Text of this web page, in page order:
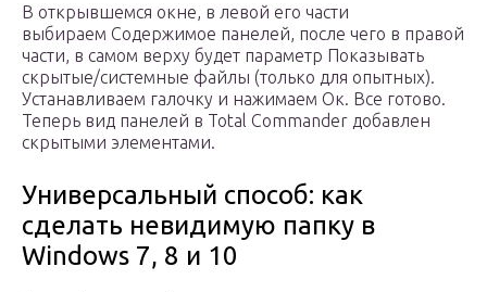
В открывшемся окне, в левой его части
выбираем Содержимое панелей, после чего в правой
части, в самом верху будет параметр Показывать
скрытые/системные файлы (только для опытных).
Устанавливаем галочку и нажимаем Ок. Все готово.
Теперь вид панелей в Total Commander добавлен
скрытыми элементами.
Универсальный способ: как
сделать невидимую папку в
Windows 7, 8 и 10